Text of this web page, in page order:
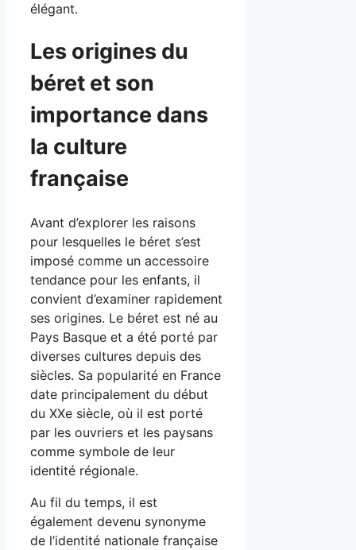
élégant.
Les origines du
béret et son
importance dans
la culture
française
Avant d’explorer les raisons
pour lesquelles le béret s’est
imposé comme un accessoire
tendance pour les enfants, il
convient d’examiner rapidement
ses origines. Le béret est né au
Pays Basque et a été porté par
diverses cultures depuis des
siècles. Sa popularité en France
date principalement du début
du XXe siècle, où il est porté
par les ouvriers et les paysans
comme symbole de leur
identité régionale.
Au fil du temps, il est
également devenu synonyme
de l’identité nationale française